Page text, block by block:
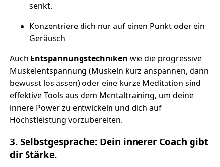
senkt.
Konzentriere dich nur auf einen Punkt oder ein
Geräusch
Auch Entspannungstechniken wie die progressive
Muskelentspannung (Muskeln kurz anspannen, dann
bewusst loslassen) oder eine kurze Meditation sind
effektive Tools aus dem Mentaltraining, um deine
innere Power zu entwickeln und dich auf
Höchstleistung vorzubereiten.
3. Selbstgespräche: Dein innerer Coach gibt
dir Stärke.